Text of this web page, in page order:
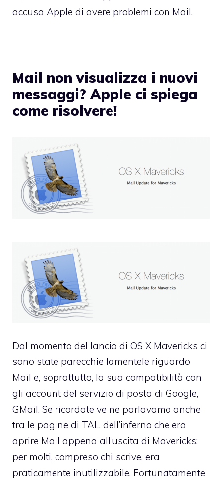
accusa Apple di avere problemi con Mail.
Mail non visualizza i nuovi
messaggi? Apple ci spiega
come risolvere!
Dal momento del lancio di OS X Mavericks ci
sono state parecchie lamentele riguardo
Mail e, soprattutto, la sua compatibilità con
gli account del servizio di posta di Google,
GMail. Se ricordate ve ne parlavamo anche
tra le pagine di TAL, dell’inferno che era
aprire Mail appena all’uscita di Mavericks:
per molti, compreso chi scrive, era
praticamente inutilizzabile. Fortunatamente